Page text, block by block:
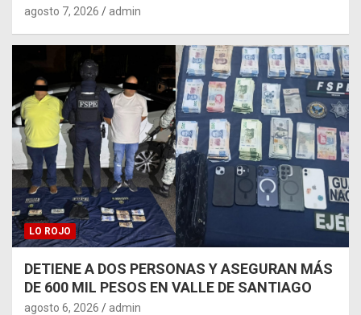
agosto 7, 2026 admin
LO ROJO
DETIENE A DOS PERSONAS Y ASEGURAN MÁS
DE 600 MIL PESOS EN VALLE DE SANTIAGO
agosto 6, 2026 admin